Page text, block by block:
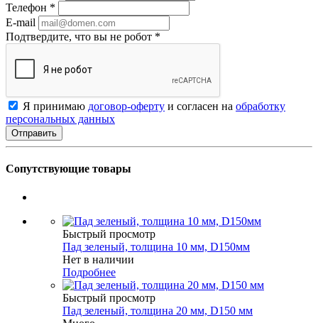
Телефон *
E-mail
Подтвердите, что вы не робот *
Я принимаю договор-оферту и согласен на обработку
персональных данных
Сопутствующие товары
Быстрый просмотр
Пад зеленый, толщина 10 мм, D150мм
Нет в наличии
Подробнее
Быстрый просмотр
Пад зеленый, толщина 20 мм, D150 мм